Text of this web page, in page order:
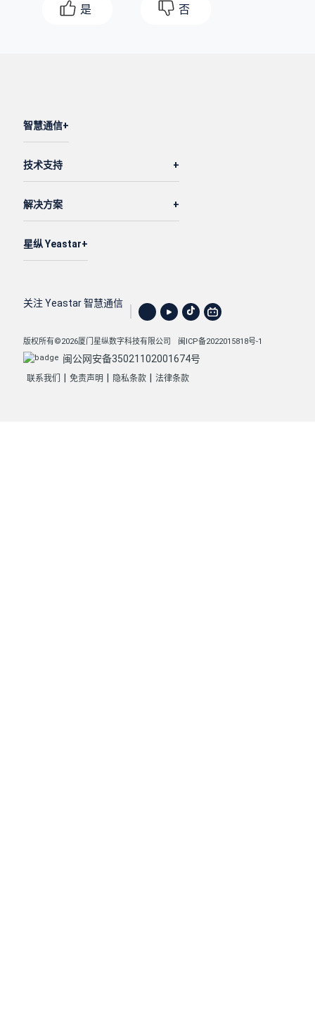
是 否
智慧通信
技术支持
解决方案
星纵 Yeastar
关注 Yeastar 智慧通信
版权所有©2026厦门星纵数字科技有限公司 闽ICP备2022015818号-1
闽公网安备35021102001674号
联系我们 免责声明 隐私条款 法律条款